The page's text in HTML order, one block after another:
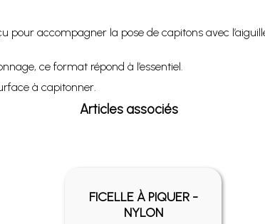
pour accompagner la pose de capitons avec
ce format répond à l’essentiel.
à capitonner.
Articles associés
FICELLE À PIQUER -
NYLON